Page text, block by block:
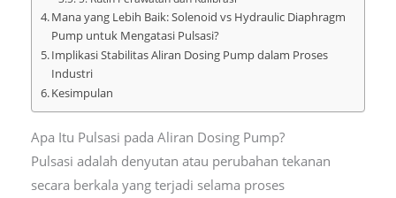
Mana yang Lebih Baik: Solenoid vs Hydraulic Diaphragm
Pump untuk Mengatasi Pulsasi?
Implikasi Stabilitas Aliran Dosing Pump dalam Proses
Industri
Kesimpulan
Apa Itu Pulsasi pada Aliran Dosing Pump?
Pulsasi adalah denyutan atau perubahan tekanan
secara berkala yang terjadi selama proses